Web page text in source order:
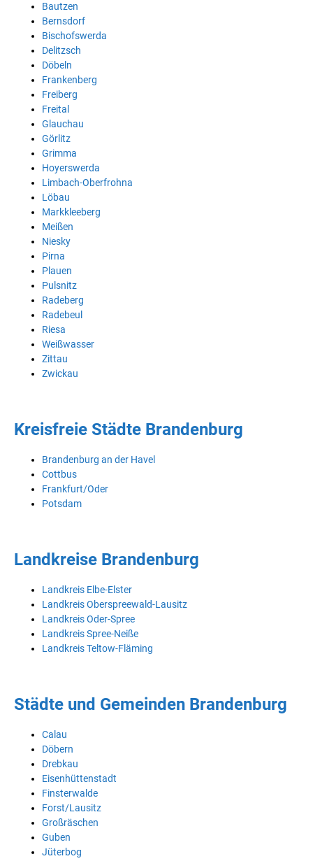
Bautzen
Bernsdorf
Bischofswerda
Delitzsch
Döbeln
Frankenberg
Freiberg
Freital
Glauchau
Görlitz
Grimma
Hoyerswerda
Limbach-Oberfrohna
Löbau
Markkleeberg
Meißen
Niesky
Pirna
Plauen
Pulsnitz
Radeberg
Radebeul
Riesa
Weißwasser
Zittau
Zwickau
Kreisfreie Städte Brandenburg
Brandenburg an der Havel
Cottbus
Frankfurt/Oder
Potsdam
Landkreise Brandenburg
Landkreis Elbe-Elster
Landkreis Oberspreewald-Lausitz
Landkreis Oder-Spree
Landkreis Spree-Neiße
Landkreis Teltow-Fläming
Städte und Gemeinden Brandenburg
Calau
Döbern
Drebkau
Eisenhüttenstadt
Finsterwalde
Forst/Lausitz
Großräschen
Guben
Jüterbog